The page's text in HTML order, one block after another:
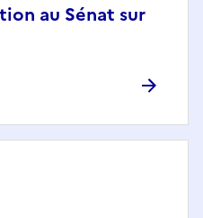
au Sénat sur